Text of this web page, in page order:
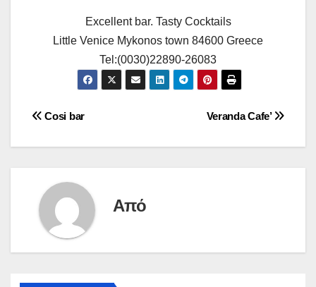
Excellent bar. Tasty Cocktails
Little Venice Mykonos town 84600 Greece
Tel:(0030)22890-26083
Πλοήγηση
άρθρων
Veranda Cafe’
Cosi bar
Από